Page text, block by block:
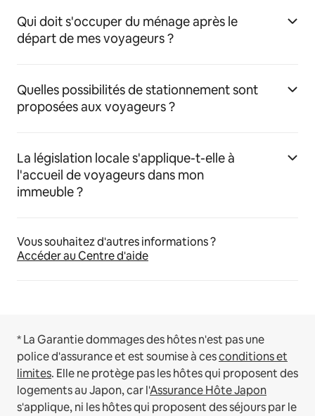
Qui doit s'occuper du ménage après le
départ de mes voyageurs ?
Quelles possibilités de stationnement sont
proposées aux voyageurs ?
La législation locale s'applique-t-elle à
l'accueil de voyageurs dans mon
immeuble ?
Vous souhaitez d'autres informations ?
Accéder au Centre d'aide
* La Garantie dommages des hôtes n'est pas une
police d'assurance et est soumise à cesconditions et
limites. Elle ne protège pas les hôtes qui proposent des
logements au Japon, car l'Assurance Hôte Japon
s'applique, ni les hôtes qui proposent des séjours par le